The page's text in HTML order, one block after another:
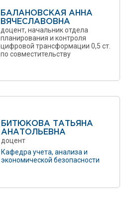
БАЛАНОВСКАЯ АННА
ВЯЧЕСЛАВОВНА
доцент, начальник отдела
планирования и контроля
цифровой трансформации 0,5 ст.
по совместительству
БИТЮКОВА ТАТЬЯНА
АНАТОЛЬЕВНА
доцент
Кафедра учета, анализа и
экономической безопасности